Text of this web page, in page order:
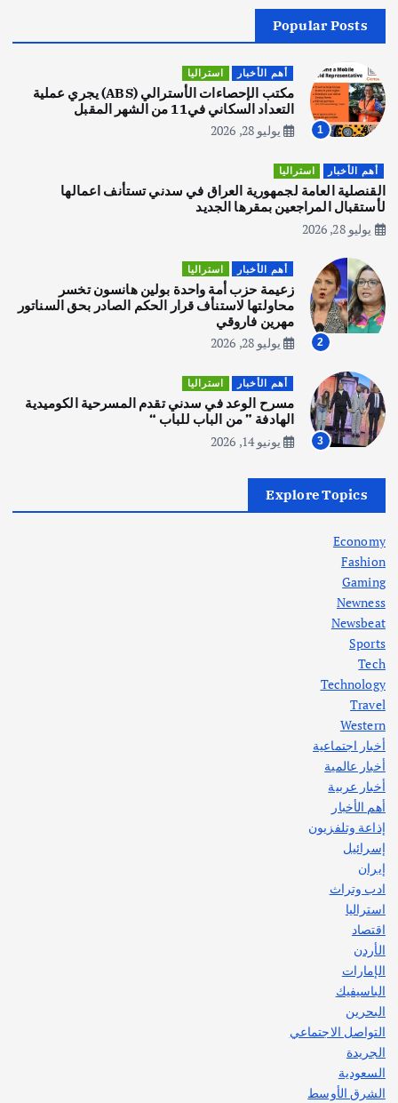
2
اصبح بطلاً لأستراليا بلعبة كمال الاجسام
يوليو 30, 2026
3
يوليو 30, 2026
4
المقبل
يوليو 28, 2026
أهم الأخبار ثقافة وفنون
انطلاق ورشة التمثيل في مدينة كلباء الاماراتية
أغسطس 5, 2026
في جذور المشكلة وحلولها المستدامة
أهم الأخبار
اختتام ورشة السينوغرافيا في مدينة كلباء الاماراتية
أغسطس 3, 2026
Popular Posts
1
أهم الأخبار استراليا
مكتب الإحصاءات الأسترالي (ABS) يجري عملية
التعداد السكاني في11 من الشهر المقبل
يوليو 28, 2026
أهم الأخبار استراليا
القنصلية العامة لجمهورية العراق في سدني تستأنف اعمالها
لأستقبال المراجعين بمقرها الجديد
يوليو 28, 2026
2
أهم الأخبار استراليا
زعيمة حزب أمة واحدة بولين هانسون تخسر
محاولتها لاستنأف قرار الحكم الصادر بحق السناتور
مهرين فاروقي
يوليو 28, 2026
3
أهم الأخبار استراليا
مسرح الوعد في سدني تقدم المسرحية الكوميدية
الهادفة ” من الباب للباب “
يونيو 14, 2026
Explore Topics
Economy
Fashion
Gaming
Newness
Newsbeat
Sports
Tech
Technology
Travel
Western
أخبار اجتماعية
أخبار عالمية
أخبار عربية
أهم الأخبار
إذاعة وتلفزيون
إسرائيل
إيران
ادب وتراث
استراليا
اقتصاد
الأردن
الإمارات
الباسيفيك
البحرين
التواصل الاجتماعي
الجريدة
السعودية
الشرق الأوسط